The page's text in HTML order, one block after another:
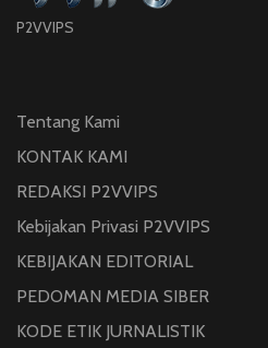
P2VVIPS
Tentang Kami
KONTAK KAMI
REDAKSI P2VVIPS
Kebijakan Privasi P2VVIPS
KEBIJAKAN EDITORIAL
PEDOMAN MEDIA SIBER
KODE ETIK JURNALISTIK